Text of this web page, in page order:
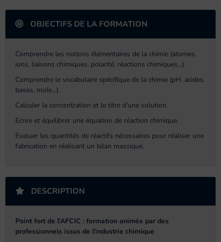
OBJECTIFS DE LA FORMATION
Comprendre les notions élémentaires de la chimie (atomes,
ions, liaisons chimiques, polarité, réactions chimiques...).
Comprendre le vocabulaire spécifique de la chimie (pH, acides,
bases, mole...).
Calculer la concentration et le titre d'une solution.
Ecrire et équilibrer une équation de réaction chimique.
Evaluer les quantités de réactifs nécessaires pour réaliser une
fabrication en réalisant un bilan massique.
DESCRIPTION
Point fort de l'AFCIC : formation animée par des
professionnels issus de l'industrie chimique